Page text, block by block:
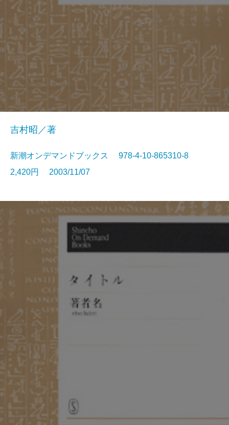
吉村昭／著
新潮オンデマンドブックス 978-4-10-865310-8
2,420円 2003/11/07